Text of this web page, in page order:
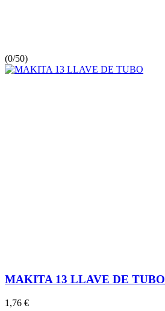
(0/50)
MAKITA 13 LLAVE DE TUBO
1,76 €